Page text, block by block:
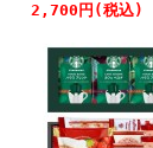
2,700円 (税込)